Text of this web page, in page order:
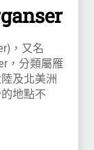
，又名
，分類屬雁
及北美洲
地點不